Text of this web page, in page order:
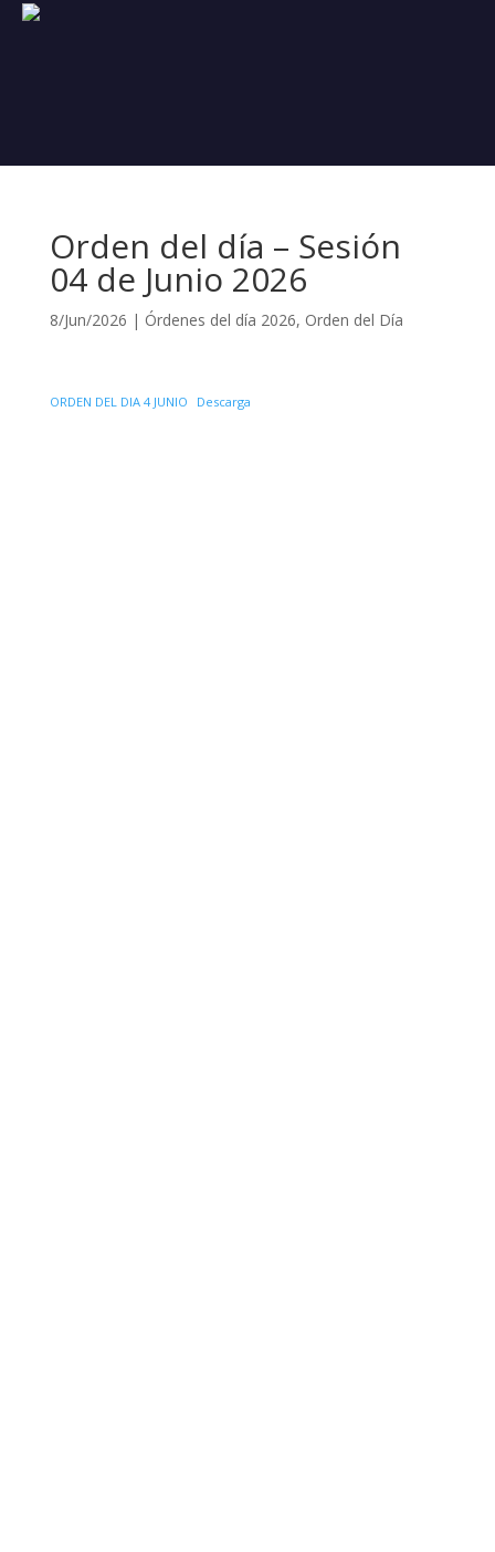
Orden del día – Sesión
04 de Junio 2026
8/Jun/2026 | Órdenes del día 2026, Orden del Día
ORDEN DEL DIA 4 JUNIO Descarga